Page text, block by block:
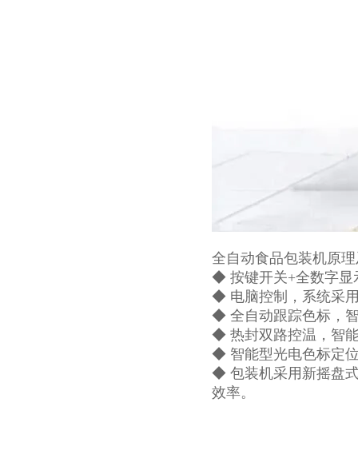
全自动食品包装机原
◆ 按键开关+全数字显
◆ 电脑控制，系统采
◆ 全自动跟踪色标，
◆ 热封双路控温，智
◆ 智能型光电色标定
◆ 包装机采用新摇盘
效率。